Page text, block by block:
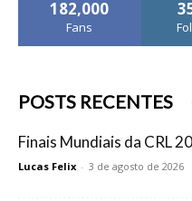
182,000
Fans
POSTS RECENTES
Finais Mundiais da CRL
Lucas Felix - 3 de agosto de 2026